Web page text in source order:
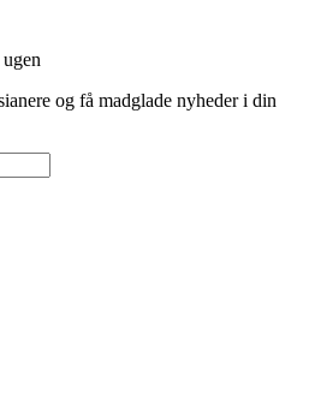
og få madglade nyheder i din